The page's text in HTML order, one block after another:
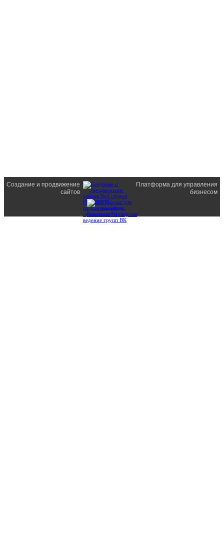
Создание и продвижение
сайтов
Платформа для управления
бизнесом